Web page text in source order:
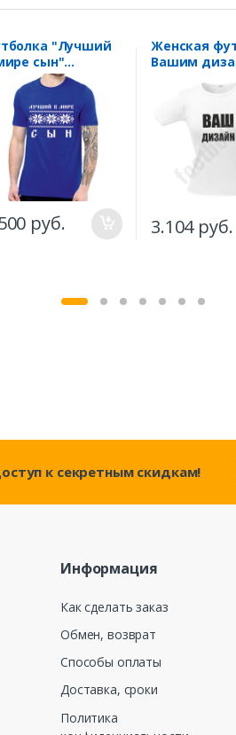
"Лучший
сын"
руб.
Женская
Вашим
3.104 руб.
к секретным скидкам!
Информация
Как сделать заказ
Обмен, возврат
Способы оплаты
Доставка, сроки
Политика